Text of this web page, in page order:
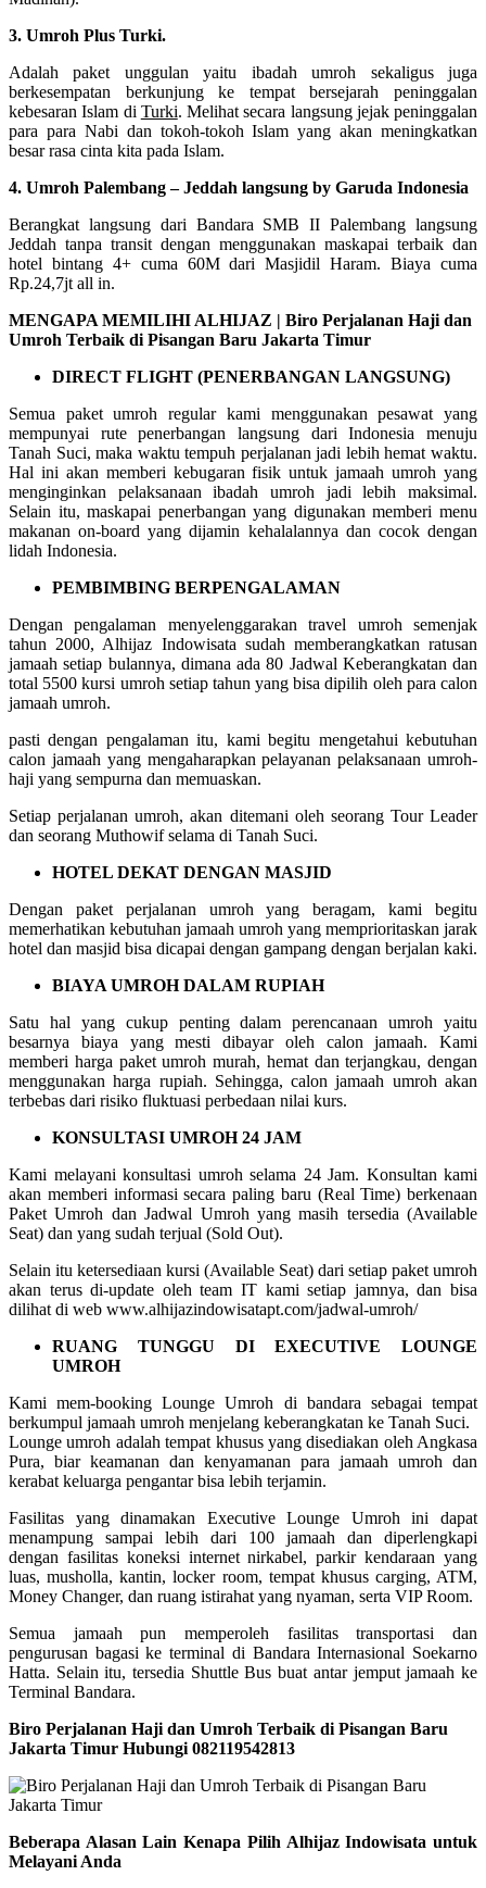
3. Umroh Plus Turki.
Adalah paket unggulan yaitu ibadah umroh sekaligus juga
berkesempatan berkunjung ke tempat bersejarah peninggalan
kebesaran Islam di Turki. Melihat secara langsung jejak peninggalan
para para Nabi dan tokoh-tokoh Islam yang akan meningkatkan
besar rasa cinta kita pada Islam.
4. Umroh Palembang – Jeddah langsung by Garuda Indonesia
Berangkat langsung dari Bandara SMB II Palembang langsung
Jeddah tanpa transit dengan menggunakan maskapai terbaik dan
hotel bintang 4+ cuma 60M dari Masjidil Haram. Biaya cuma
Rp.24,7jt all in.
MENGAPA MEMILIHI ALHIJAZ | Biro Perjalanan Haji dan
Umroh Terbaik di Pisangan Baru Jakarta Timur
DIRECT FLIGHT (PENERBANGAN LANGSUNG)
Semua paket umroh regular kami menggunakan pesawat yang
mempunyai rute penerbangan langsung dari Indonesia menuju
Tanah Suci, maka waktu tempuh perjalanan jadi lebih hemat waktu.
Hal ini akan memberi kebugaran fisik untuk jamaah umroh yang
menginginkan pelaksanaan ibadah umroh jadi lebih maksimal.
Selain itu, maskapai penerbangan yang digunakan memberi menu
makanan on-board yang dijamin kehalalannya dan cocok dengan
lidah Indonesia.
PEMBIMBING BERPENGALAMAN
Dengan pengalaman menyelenggarakan travel umroh semenjak
tahun 2000, Alhijaz Indowisata sudah memberangkatkan ratusan
jamaah setiap bulannya, dimana ada 80 Jadwal Keberangkatan dan
total 5500 kursi umroh setiap tahun yang bisa dipilih oleh para calon
jamaah umroh.
pasti dengan pengalaman itu, kami begitu mengetahui kebutuhan
calon jamaah yang mengaharapkan pelayanan pelaksanaan umroh-
haji yang sempurna dan memuaskan.
Setiap perjalanan umroh, akan ditemani oleh seorang Tour Leader
dan seorang Muthowif selama di Tanah Suci.
HOTEL DEKAT DENGAN MASJID
Dengan paket perjalanan umroh yang beragam, kami begitu
memerhatikan kebutuhan jamaah umroh yang memprioritaskan jarak
hotel dan masjid bisa dicapai dengan gampang dengan berjalan kaki.
BIAYA UMROH DALAM RUPIAH
Satu hal yang cukup penting dalam perencanaan umroh yaitu
besarnya biaya yang mesti dibayar oleh calon jamaah. Kami
memberi harga paket umroh murah, hemat dan terjangkau, dengan
menggunakan harga rupiah. Sehingga, calon jamaah umroh akan
terbebas dari risiko fluktuasi perbedaan nilai kurs.
KONSULTASI UMROH 24 JAM
Kami melayani konsultasi umroh selama 24 Jam. Konsultan kami
akan memberi informasi secara paling baru (Real Time) berkenaan
Paket Umroh dan Jadwal Umroh yang masih tersedia (Available
Seat) dan yang sudah terjual (Sold Out).
Selain itu ketersediaan kursi (Available Seat) dari setiap paket umroh
akan terus di-update oleh team IT kami setiap jamnya, dan bisa
dilihat di web www.alhijazindowisatapt.com/jadwal-umroh/
RUANG TUNGGU DI EXECUTIVE LOUNGE
UMROH
Kami mem-booking Lounge Umroh di bandara sebagai tempat
berkumpul jamaah umroh menjelang keberangkatan ke Tanah Suci.
Lounge umroh adalah tempat khusus yang disediakan oleh Angkasa
Pura, biar keamanan dan kenyamanan para jamaah umroh dan
kerabat keluarga pengantar bisa lebih terjamin.
Fasilitas yang dinamakan Executive Lounge Umroh ini dapat
menampung sampai lebih dari 100 jamaah dan diperlengkapi
dengan fasilitas koneksi internet nirkabel, parkir kendaraan yang
luas, musholla, kantin, locker room, tempat khusus carging, ATM,
Money Changer, dan ruang istirahat yang nyaman, serta VIP Room.
Semua jamaah pun memperoleh fasilitas transportasi dan
pengurusan bagasi ke terminal di Bandara Internasional Soekarno
Hatta. Selain itu, tersedia Shuttle Bus buat antar jemput jamaah ke
Terminal Bandara.
Biro Perjalanan Haji dan Umroh Terbaik di Pisangan Baru
Jakarta Timur Hubungi 082119542813
Beberapa Alasan Lain Kenapa Pilih Alhijaz Indowisata untuk
Melayani Anda